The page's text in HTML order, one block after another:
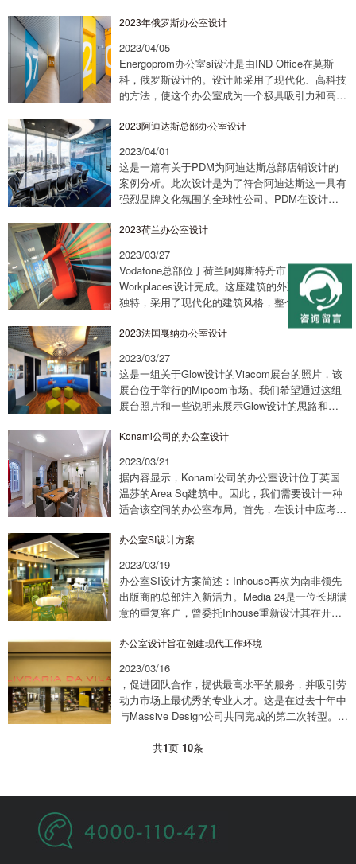
色和白色为主调，简单、干净。同...
2023年俄罗斯办公室设计
2023/04/05
Energoprom办公室si设计是由IND Office在莫斯
科，俄罗斯设计的。设计师采用了现代化、高科技
的方法，使这个办公室成为一个极具吸引力和高效
式的设计。通过使用大量的...
2023阿迪达斯总部办公室设计
2023/04/01
这是一篇有关于PDM为阿迪达斯总部店铺设计的
案例分析。此次设计是为了符合阿迪达斯这一具有
强烈品牌文化氛围的全球性公司。PDM在设计中
念和全球性。他们旨在为员工创造一个引人注
2023荷兰办公室设计
2023/03/27
Vodafone总部位于荷兰阿姆斯特丹市，由OCS
Workplaces设计完成。这座建筑的外观设计非常
独特，采用了现代化的建筑风格，整个外墙呈现出
灰色和白色相间的颜色搭配，使建筑物看起来非常
时尚和美观。Vodafone...
2023法国戛纳办公室设计
2023/03/27
这是一组关于Glow设计的Viacom展台的照片，该
展台位于举行的Mipcom市场。我们希望通过这组
展台照片和一些说明来展示Glow设计的思路和策
选择了明亮、鲜艳的颜色，以及光...
Konami公司的办公室设计
2023/03/21
据内容显示，Konami公司的办公室设计位于英国
温莎的Area Sq建筑中。因此，我们需要设计一种
适合该空间的办公室布局。首先，在设计中应考虑
代化的开放式办公室布局，这将有助于...
办公室SI设计方案
2023/03/19
办公室SI设计方案简述：Inhouse再次为南非领先
出版商的总部注入新活力。Media 24是一位长期满
意的重复客户，曾委托Inhouse重新设计其在开普
侧重于创造现代化和...
​办公室设计旨在创建现代工作环境
2023/03/16
，促进团队合作，提供最高水平的服务，并吸引劳
动力市场上最优秀的专业人才。这是在过去十年中
与Massive Design公司共同完成的第二次转型。上
公司，将行业资讯和更好的设...
共1页 10条